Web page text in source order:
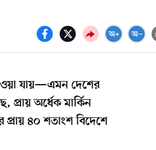
যায়—এমন দেশের
অর্ধেক মার্কিন
প্রায় ৪০ শতাংশ বিদেশে